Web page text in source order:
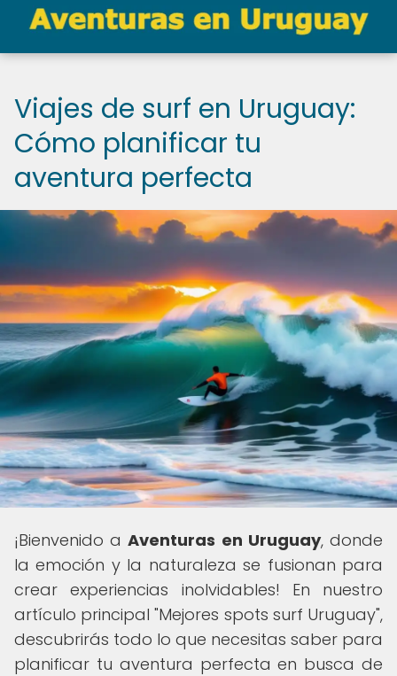
Viajes de surf en Uruguay:
Cómo planificar tu
aventura perfecta
¡Bienvenido aAventuras en Uruguay, donde
la emoción y la naturaleza se fusionan para
crear experiencias inolvidables! En nuestro
artículo principal "Mejores spots surf Uruguay",
descubrirás todo lo que necesitas saber para
planificar tu aventura perfecta en busca de